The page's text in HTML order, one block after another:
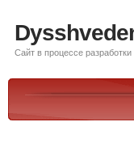
Сайт в процессе разработки